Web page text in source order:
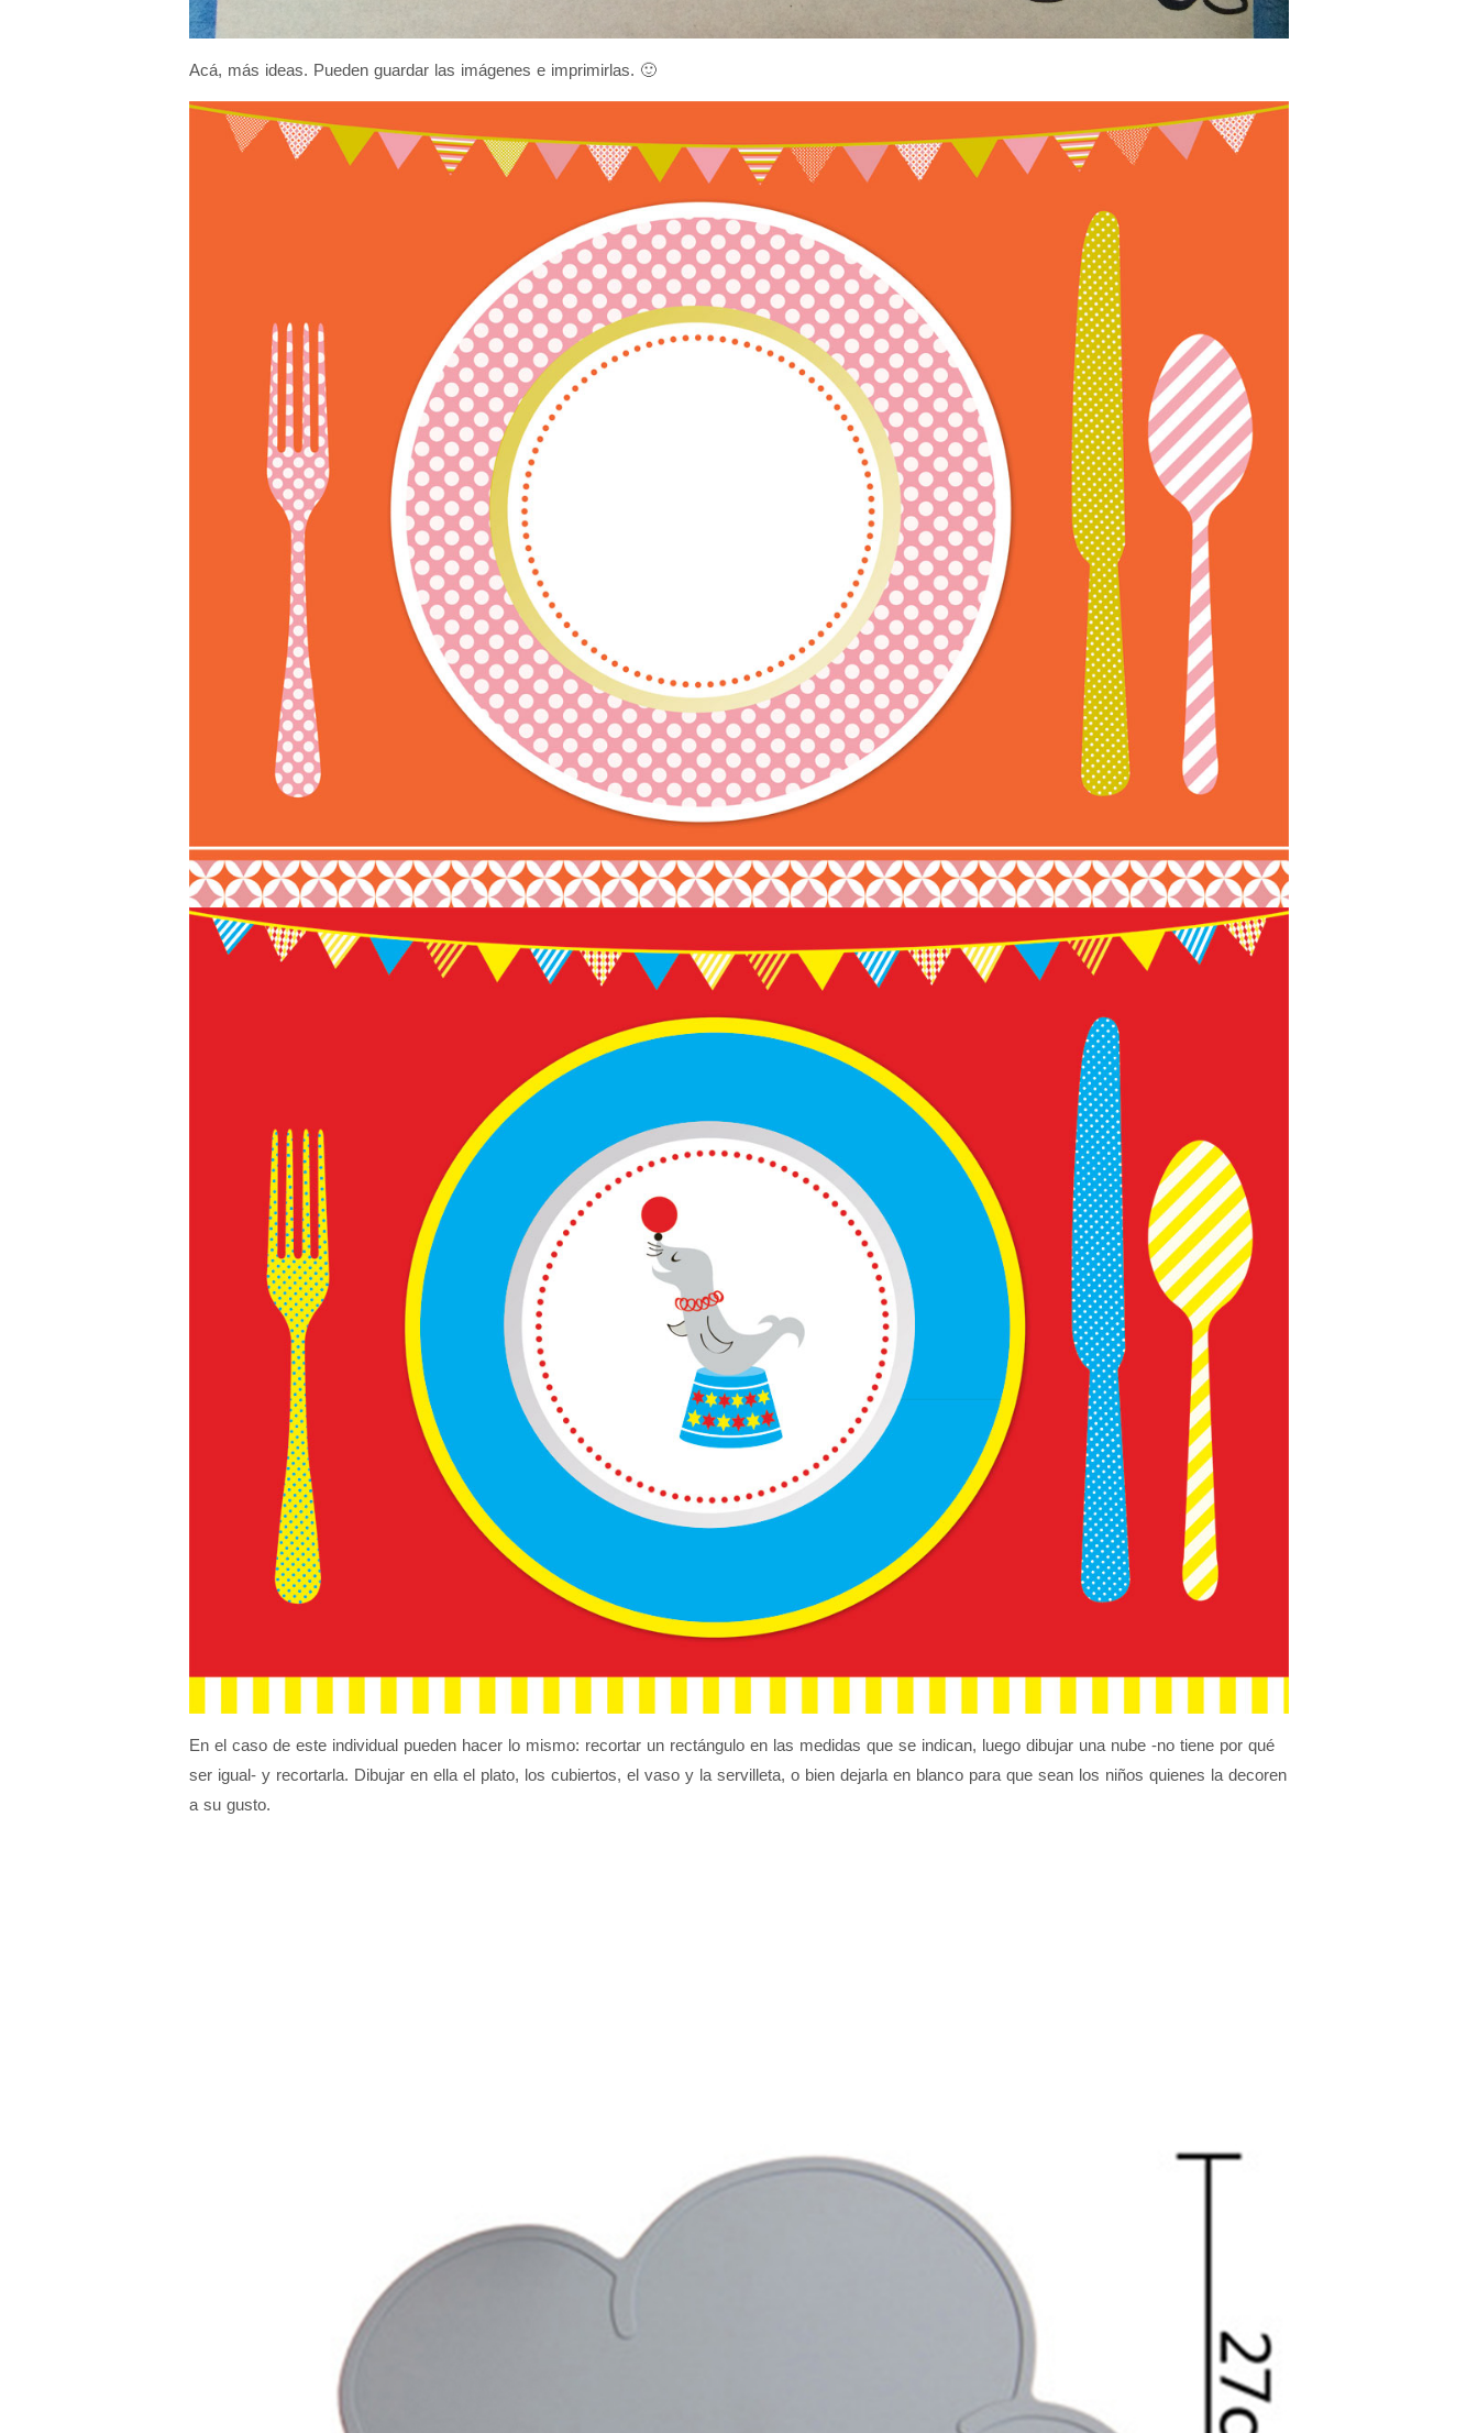
Acá, más ideas. Pueden guardar las imágenes e imprimirlas. 🙂
En el caso de este individual pueden hacer lo mismo: recortar un rectángulo en las medidas que se indican, luego dibujar una nube -no tiene por qué
ser igual- y recortarla. Dibujar en ella el plato, los cubiertos, el vaso y la servilleta, o bien dejarla en blanco para que sean los niños quienes la decoren
a su gusto.